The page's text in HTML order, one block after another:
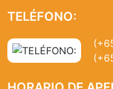
TELÉFONO: